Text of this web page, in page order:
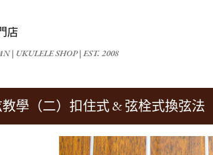
店
| UKULELE SHOP | EST. 2008
學（二）扣住式 & 弦栓式換弦法